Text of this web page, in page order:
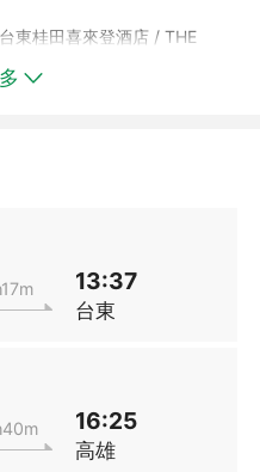
東桂田喜來登酒店 / THE
旅人驛站鐵花館
閱
供一次性備品，入住期間如需
客滿，則安排館內其他房型
或建議改期出發(需依改期後
恕不另行通知；實際房型以飯
13:37
台東
16:25
高雄